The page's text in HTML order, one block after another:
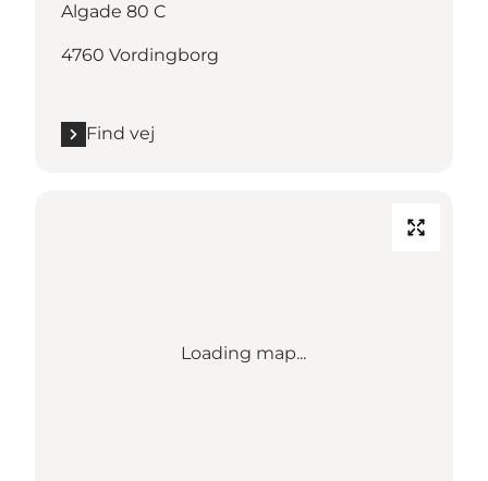
Algade 80 C
4760 Vordingborg
Find vej
Loading map...